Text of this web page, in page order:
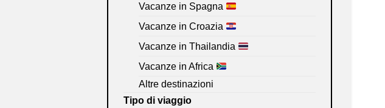
Vacanze in Spagna
Vacanze in Croazia
Vacanze in Thailandia
Vacanze in Africa
Altre destinazioni
Tipo di viaggio